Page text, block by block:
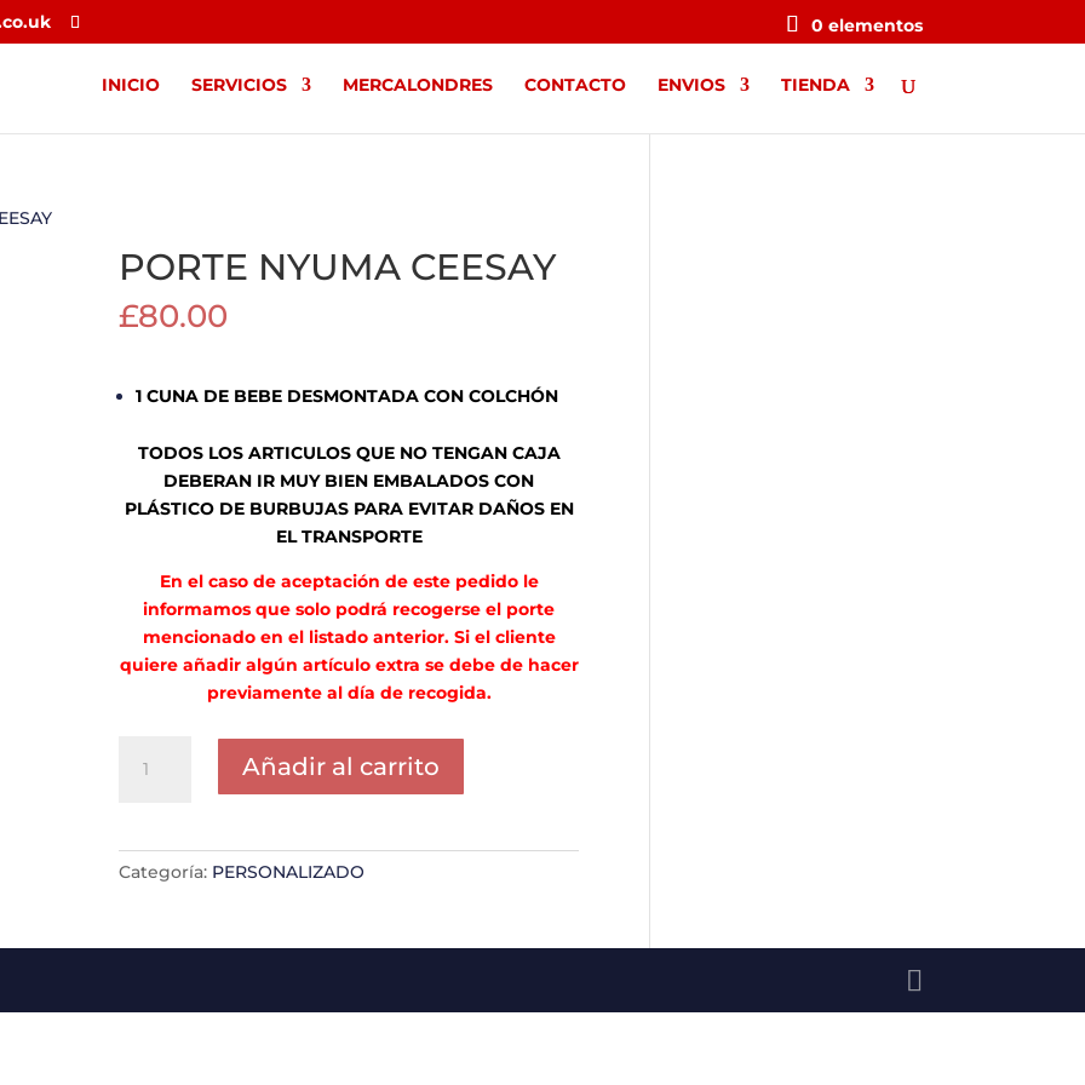
0 elementos
INICIO SERVICIOS MERCALONDRES CONTACTO ENVIOS TIENDA
PORTE NYUMA CEESAY
£80.00
1 CUNA DE BEBE DESMONTADA CON COLCHÓN
TODOS LOS ARTICULOS QUE NO TENGAN CAJA
DEBERAN IR MUY BIEN EMBALADOS CON
PLÁSTICO DE BURBUJAS PARA EVITAR DAÑOS EN
EL TRANSPORTE
En el caso de aceptación de este pedido le
informamos que solo podrá recogerse el porte
mencionado en el listado anterior. Si el cliente
quiere añadir algún artículo extra se debe de hacer
previamente al día de recogida.
NYUMA
Añadir al carrito
Categoría: PERSONALIZADO